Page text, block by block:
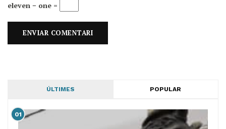
eleven − one =
ÚLTIMES POPULAR
01